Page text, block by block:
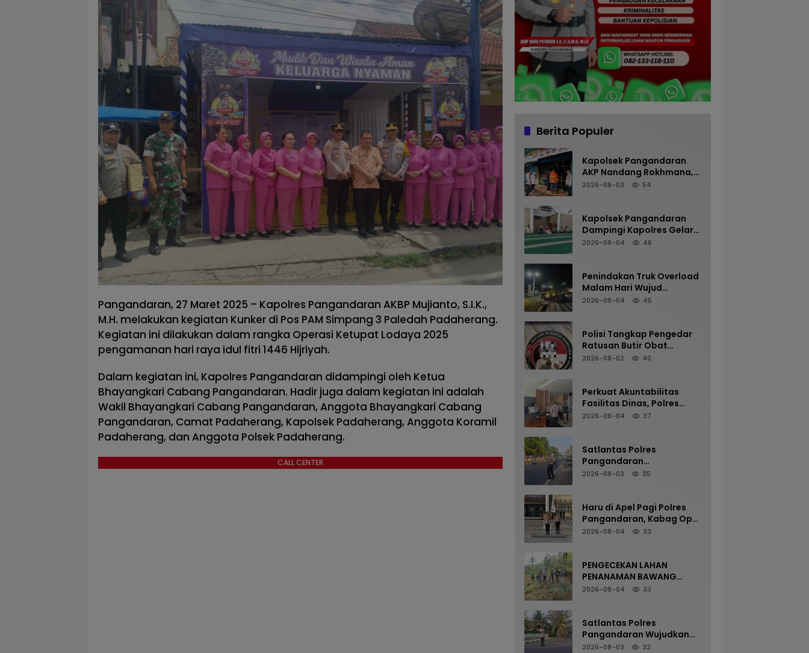
Pangandaran, 27 Maret 2025 – Kapolres Pangandaran AKBP Mujianto, S.I.K.,
M.H. melakukan kegiatan Kunker di Pos PAM Simpang 3 Paledah Padaherang.
Kegiatan ini dilakukan dalam rangka Operasi Ketupat Lodaya 2025
pengamanan hari raya idul fitri 1446 Hijriyah.
Dalam kegiatan ini, Kapolres Pangandaran didampingi oleh Ketua
Bhayangkari Cabang Pangandaran. Hadir juga dalam kegiatan ini adalah
Wakil Bhayangkari Cabang Pangandaran, Anggota Bhayangkari Cabang
Pangandaran, Camat Padaherang, Kapolsek Padaherang, Anggota Koramil
Padaherang, dan Anggota Polsek Padaherang.
CALL CENTER
Berita Populer
Kapolsek Pangandaran
AKP Nandang Rokhmana,
S.H., M.H. Bersama
2026-08-03 54
Kapolsek Pangandaran
Dampingi Kapolres Gelar
Sholat Subuh Keliling di
Jaga Kamtibmas
2026-08-04 46
Penindakan Truk Overload
Malam Hari Wujud
Komitmen Satlantas
2026-08-04 45
Polisi Tangkap Pengedar
Ratusan Butir Obat
Terlarang di Cijulang
2026-08-02 40
Perkuat Akuntabilitas
Fasilitas Dinas, Polres
Pangandaran Gelar
2026-08-04 37
Satlantas Polres
Pangandaran
Maksimalkan Pelayanan
2026-08-03 35
Haru di Apel Pagi Polres
Pangandaran, Kabag Ops
Pamit Jelang Purna Tugas
2026-08-04 33
PENGECEKAN LAHAN
PENANAMAN BAWANG
PUTIH OLEH POLSEK
PANGAN
2026-08-04 33
Satlantas Polres
Pangandaran Wujudkan
Kamseltibcarlantas
2026-08-03 32